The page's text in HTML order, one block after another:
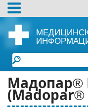
Мадопар®
(Madopar®